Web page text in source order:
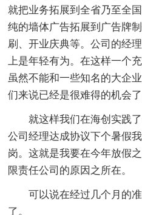
就把业务拓展到全省乃至全
纯的墙体广告拓展到广告牌
刷、开业庆典等。公司的经
上是年轻有为。在这样一个
虽然不能和一些知名的大企
们来说已经是很难得的机会了
就这样我们在海创实践了
公司经理达成协议下个暑假
岗。这就是我要在今年放假
限责任公司的原因之所在。
可以说在经过几个月的准
了。